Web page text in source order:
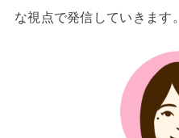
な視点で発信していきます。